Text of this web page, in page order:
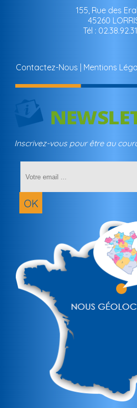
155, Rue des
45260
Tél :
Contactez-Nous Mentions
Inscrivez-vous pour être au
OK